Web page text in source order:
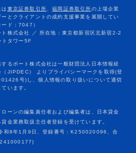
ーンの編集責任者および編集者は、日本貸金
金業務取扱主任者登録を受けています。
和8年1月9日、登録番号：K250020096、合